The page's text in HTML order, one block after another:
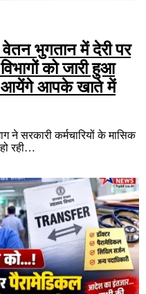
भुगतान में देरी पर
को जारी हुआ
आयेंगे आपके खाते में
ने सरकारी कर्मचारियों के मासिक
रही…